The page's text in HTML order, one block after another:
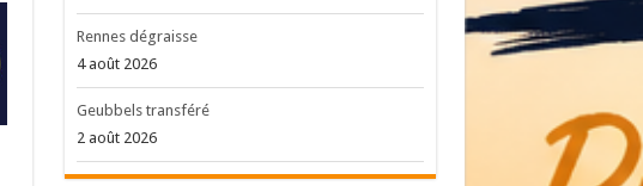
Rennes dégraisse
4 août 2026
Geubbels transféré
2 août 2026